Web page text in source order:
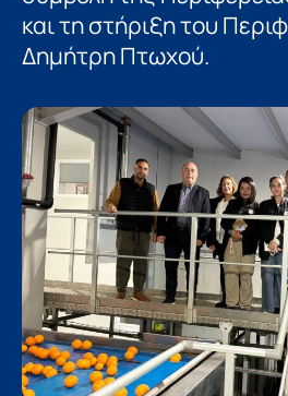
και τη στήριξη του
Δημήτρη Πτωχού.